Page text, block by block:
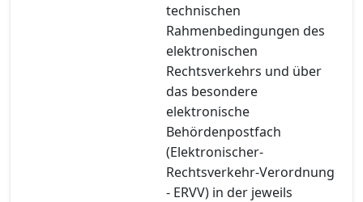
technischen
Rahmenbedingungen des
elektronischen
Rechtsverkehrs und über
das besondere
elektronische
Behördenpostfach
(Elektronischer-
Rechtsverkehr-Verordnung
- ERVV) in der jeweils